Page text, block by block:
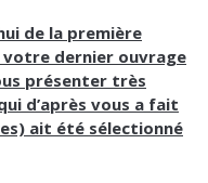
de la première
votre dernier ouvrage
présenter très
d’après vous a fait
ait été sélectionné